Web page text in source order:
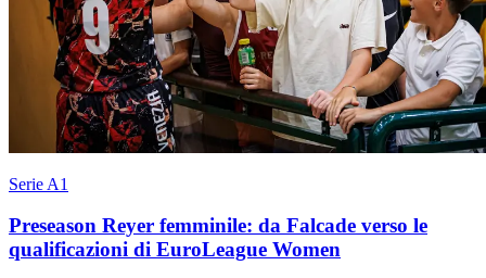
Serie A1
Preseason Reyer femminile: da Falcade verso le
qualificazioni di EuroLeague Women